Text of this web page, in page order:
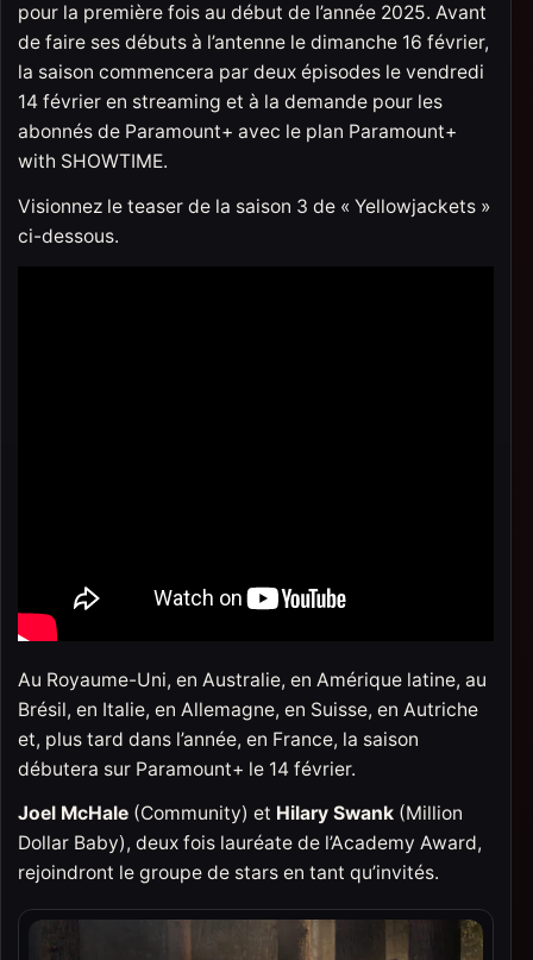
pour la première fois au début de l’année 2025. Avant
de faire ses débuts à l’antenne le dimanche 16 février,
la saison commencera par deux épisodes le vendredi
14 février en streaming et à la demande pour les
abonnés de Paramount+ avec le plan Paramount+
with SHOWTIME.
Visionnez le teaser de la saison 3 de « Yellowjackets »
ci-dessous.
Au Royaume-Uni, en Australie, en Amérique latine, au
Brésil, en Italie, en Allemagne, en Suisse, en Autriche
et, plus tard dans l’année, en France, la saison
débutera sur Paramount+ le 14 février.
Joel McHale (Community) et Hilary Swank (Million
Dollar Baby), deux fois lauréate de l’Academy Award,
rejoindront le groupe de stars en tant qu’invités.